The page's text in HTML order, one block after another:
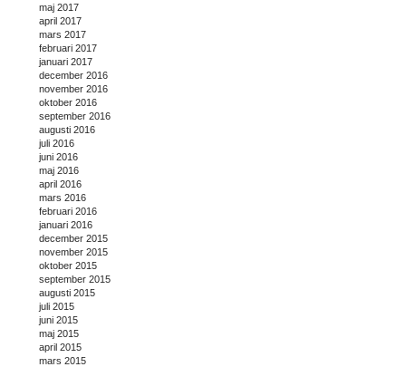
maj 2017
april 2017
mars 2017
februari 2017
januari 2017
december 2016
november 2016
oktober 2016
september 2016
augusti 2016
juli 2016
juni 2016
maj 2016
april 2016
mars 2016
februari 2016
januari 2016
december 2015
november 2015
oktober 2015
september 2015
augusti 2015
juli 2015
juni 2015
maj 2015
april 2015
mars 2015